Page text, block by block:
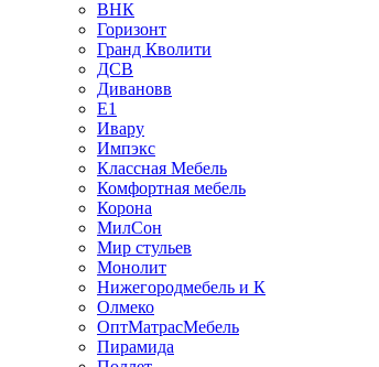
ВНК
Горизонт
Гранд Кволити
ДСВ
Дивановв
Е1
Ивару
Импэкс
Классная Мебель
Комфортная мебель
Корона
МилСон
Мир стульев
Монолит
Нижегородмебель и К
Олмеко
ОптМатрасМебель
Пирамида